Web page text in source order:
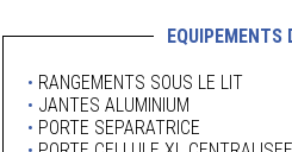
EQUIPEMENTS
• RANGEMENTS SOUS LE LIT
• JANTES ALUMINIUM
• PORTE SEPARATRICE